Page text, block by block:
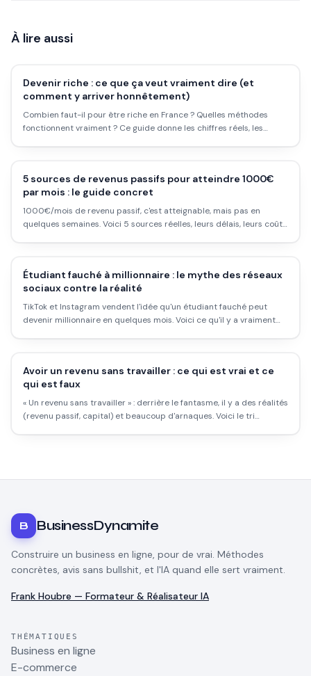
À lire aussi
Devenir riche : ce que ça veut vraiment dire (et
comment y arriver honnêtement)
Combien faut-il pour être riche en France ? Quelles méthodes
fonctionnent vraiment ? Ce guide donne les chiffres réels, les
5 sources de revenus passifs pour atteindre 1000€
par mois : le guide concret
1000€/mois de revenu passif, c'est atteignable, mais pas en
quelques semaines. Voici 5 sources réelles, leurs délais, leurs coûts
Étudiant fauché à millionnaire : le mythe des réseaux
sociaux contre la réalité
TikTok et Instagram vendent l'idée qu'un étudiant fauché peut
devenir millionnaire en quelques mois. Voici ce qu'il y a vraiment
Avoir un revenu sans travailler : ce qui est vrai et ce
qui est faux
« Un revenu sans travailler » : derrière le fantasme, il y a des réalités
(revenu passif, capital) et beaucoup d'arnaques. Voici le tri
B BusinessDynamite
Construire un business en ligne, pour de vrai. Méthodes
concrètes, avis sans bullshit, et l'IA quand elle sert vraiment.
Frank Houbre — Formateur & Réalisateur IA
THÉMATIQUES
Business en ligne
E-commerce